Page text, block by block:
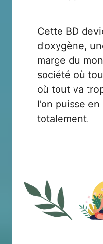
Cette BD
d’oxygène,
marge du
société où
où tout va
l’on puisse
totalement.